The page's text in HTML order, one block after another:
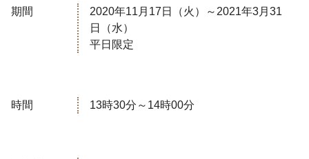
期間 2020年11 月 17 日（火）～ 2021年3月 31
日（水）
平日限定
時間 13時30分～14時00分